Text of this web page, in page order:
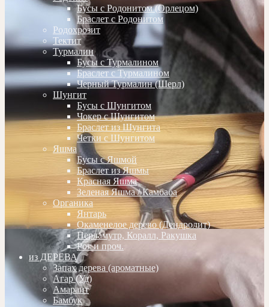
Бусы с Родонитом (Орлецом)
Браслет с Родонитом
Родохрозит
Тектит
Турмалин
Бусы с Турмалином
Браслет с Турмалином
Черный Турмалин (Шерл)
Шунгит
Бусы с Шунгитом
Чокер с Шунгитом
Браслет из Шунгита
Четки с Шунгитом
Яшма
Бусы с Яшмой
Браслет из Яшмы
Красная Яшма
Зеленая Яшма / Камбаба
Органика
Янтарь
Окаменелое дерево (Дендролит)
Перламутр, Коралл, Ракушка
Рог и проч.
из ДЕРЕВА
Запах дерева (ароматные)
Агар (Уд)
Амарант
Бамбук